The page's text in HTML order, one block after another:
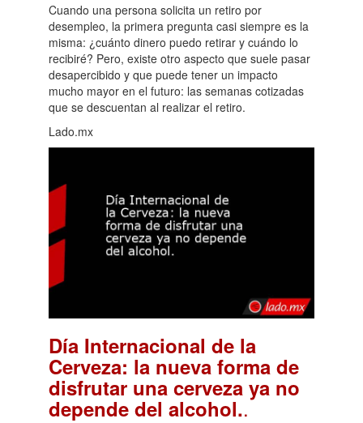
Cuando una persona solicita un retiro por
desempleo, la primera pregunta casi siempre es la
misma: ¿cuánto dinero puedo retirar y cuándo lo
recibiré? Pero, existe otro aspecto que suele pasar
desapercibido y que puede tener un impacto
mucho mayor en el futuro: las semanas cotizadas
que se descuentan al realizar el retiro.
Lado.mx
Día Internacional de la
Cerveza: la nueva forma de
disfrutar una cerveza ya no
depende del alcohol..